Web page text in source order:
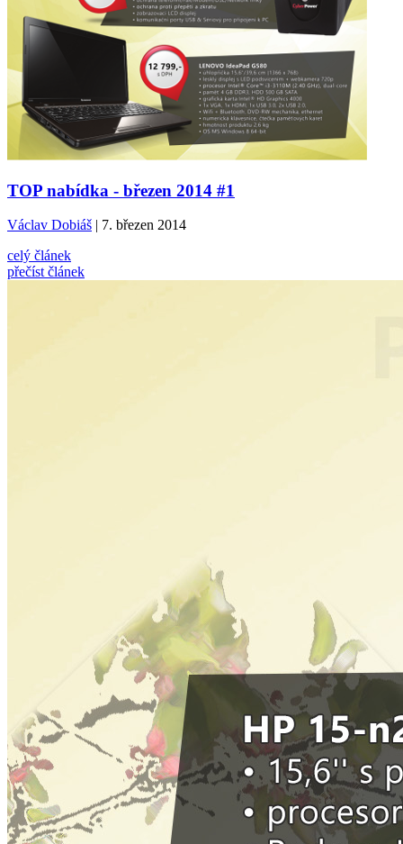
TOP nabídka - březen 2014 #1
Václav Dobiáš| 7. březen 2014
celý článek
přečíst článek